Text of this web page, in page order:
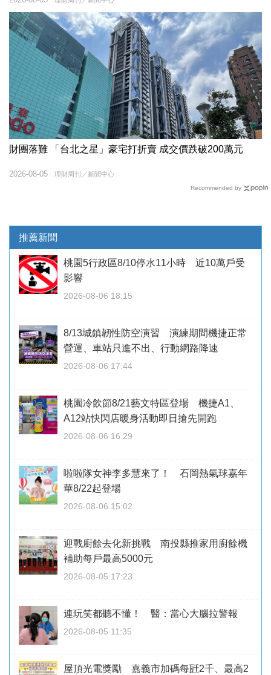
財團落難 「台北之星」豪宅打折賣 成交價跌破200萬元
理財周刊／新聞中心
2026-08-05
Recommended by
推薦新聞
桃園5行政區8/10停水11小時 近10萬戶受
影響
2026-08-06 18:15
8/13城鎮韌性防空演習 演練期間機捷正常
營運、車站只進不出、行動網路降速
2026-08-06 17:44
桃園冷飲節8/21藝文特區登場 機捷A1、
A12站快閃店暖身活動即日搶先開跑
2026-08-06 16:29
啦啦隊女神李多慧來了！ 石岡熱氣球嘉年
華8/22起登場
2026-08-06 15:02
迎戰廚餘去化新挑戰 南投縣推家用廚餘機
補助每戶最高5000元
2026-08-05 17:23
連玩笑都聽不懂！ 醫：當心大腦拉警報
2026-08-05 11:35
屋頂光電獎勵 嘉義市加碼每瓩2千、最高2